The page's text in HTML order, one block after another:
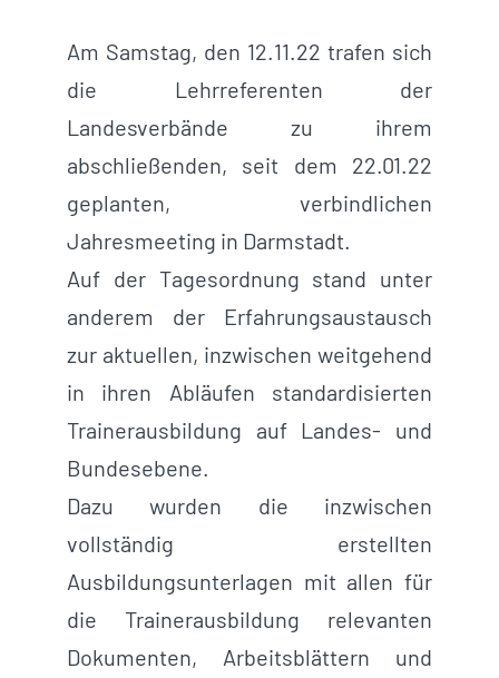
Am Samstag, den 12.11.22 trafen sich
die Lehrreferenten der
Landesverbände zu ihrem
abschließenden, seit dem 22.01.22
geplanten, verbindlichen
Jahresmeeting in Darmstadt.
Auf der Tagesordnung stand unter
anderem der Erfahrungsaustausch
zur aktuellen, inzwischen weitgehend
in ihren Abläufen standardisierten
Trainerausbildung auf Landes- und
Bundesebene.
Dazu wurden die inzwischen
vollständig erstellten
Ausbildungsunterlagen mit allen für
die Trainerausbildung relevanten
Dokumenten, Arbeitsblättern und